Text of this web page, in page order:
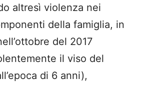
altresì violenza nei
della famiglia, in
del 2017
il viso del
di 6 anni),